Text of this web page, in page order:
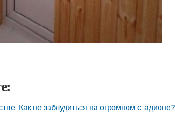
Как не заблудиться на огромном стадионе?